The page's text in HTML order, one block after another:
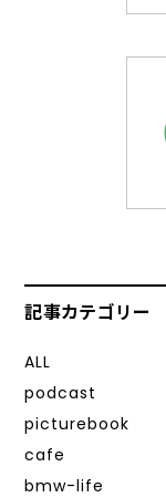
記事カテゴリー
ALL
podcast
picturebook
cafe
bmw-life